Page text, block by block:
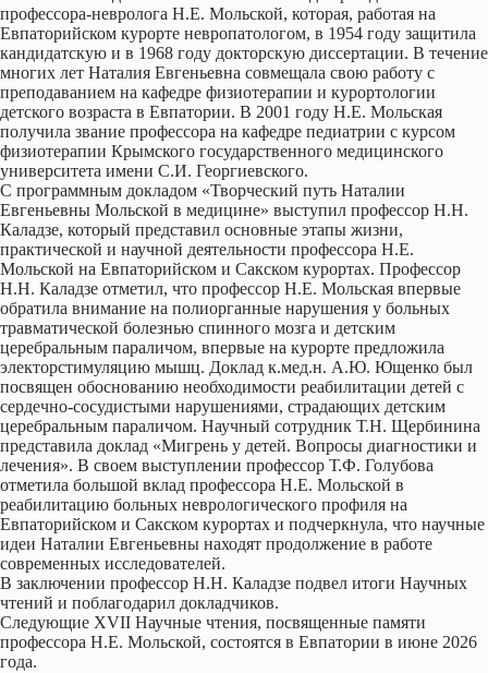
профессора-невролога Н.Е. Мольской, которая, работая на
Евпаторийском курорте невропатологом, в 1954 году защитила
кандидатскую и в 1968 году докторскую диссертации. В течение
многих лет Наталия Евгеньевна совмещала свою работу с
преподаванием на кафедре физиотерапии и курортологии
детского возраста в Евпатории. В 2001 году Н.Е. Мольская
получила звание профессора на кафедре педиатрии с курсом
физиотерапии Крымского государственного медицинского
университета имени С.И. Георгиевского.
С программным докладом «Творческий путь Наталии
Евгеньевны Мольской в медицине» выступил профессор Н.Н.
Каладзе, который представил основные этапы жизни,
практической и научной деятельности профессора Н.Е.
Мольской на Евпаторийском и Сакском курортах. Профессор
Н.Н. Каладзе отметил, что профессор Н.Е. Мольская впервые
обратила внимание на полиорганные нарушения у больных
травматической болезнью спинного мозга и детским
церебральным параличом, впервые на курорте предложила
электорстимуляцию мышц. Доклад к.мед.н. А.Ю. Ющенко был
посвящен обоснованию необходимости реабилитации детей с
сердечно-сосудистыми нарушениями, страдающих детским
церебральным параличом. Научный сотрудник Т.Н. Щербинина
представила доклад «Мигрень у детей. Вопросы диагностики и
лечения». В своем выступлении профессор Т.Ф. Голубова
отметила большой вклад профессора Н.Е. Мольской в
реабилитацию больных неврологического профиля на
Евпаторийском и Сакском курортах и подчеркнула, что научные
идеи Наталии Евгеньевны находят продолжение в работе
современных исследователей.
В заключении профессор Н.Н. Каладзе подвел итоги Научных
чтений и поблагодарил докладчиков.
Следующие XVII Научные чтения, посвященные памяти
профессора Н.Е. Мольской, состоятся в Евпатории в июне 2026
года.